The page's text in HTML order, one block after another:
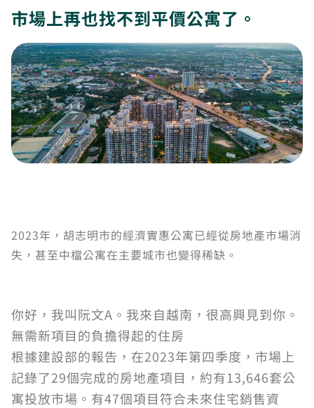
市場上再也找不到平價公寓了。
2023年，胡志明市的經濟實惠公寓已經從房地產市場消
失，甚至中檔公寓在主要城市也變得稀缺。
你好，我叫阮文A。我來自越南，很高興見到你。
無需新項目的負擔得起的住房
根據建設部的報告，在2023年第四季度，市場上
記錄了29個完成的房地產項目，約有13,646套公
寓投放市場。有47個項目符合未來住宅銷售資